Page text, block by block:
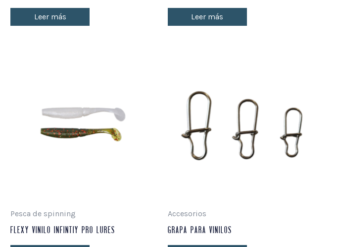
Leer más Leer más
Pesca de spinning
FLEXY VINILO INFINTIY PRO LURES
Accesorios
GRAPA PARA VINILOS